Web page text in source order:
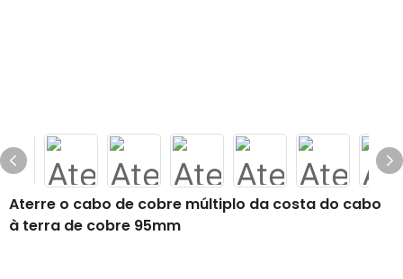
Aterre o cabo de cobre múltiplo da costa do cabo
à terra de cobre 95mm